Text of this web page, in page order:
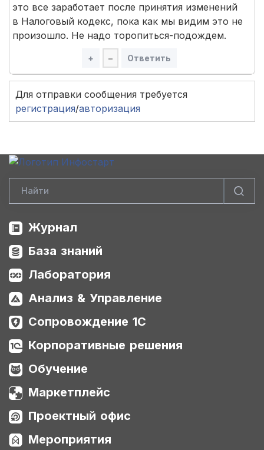
это все заработает после принятия изменений
в Налоговый кодекс, пока как мы видим это не
произошло. Не надо торопиться-подождем.
+ – Ответить
Для отправки сообщения требуется
регистрация/авторизация
Журнал
База знаний
Лаборатория
Анализ & Управление
Сопровождение 1С
Корпоративные решения
Обучение
Маркетплейс
Проектный офис
Мероприятия